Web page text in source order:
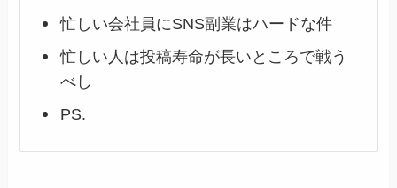
忙しい会社員にSNS副業はハードな件
忙しい人は投稿寿命が長いところで戦う
べし
PS.